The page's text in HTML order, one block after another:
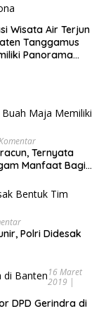
Wisata Air Terjun
Tanggamus
Panorama
Ternyata
Manfaat Bagi
Polri Didesak
16 Maret
2019 |
DPD Gerindra di